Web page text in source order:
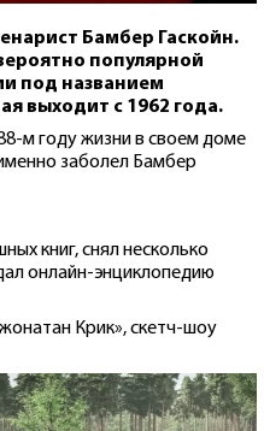
Бамбер Гаскойн.
популярной
под названием
выходит с 1962 года.
м году жизни в своем доме
заболел Бамбер
книг, снял несколько
онлайн-энциклопедию
Крик», скетч-шоу